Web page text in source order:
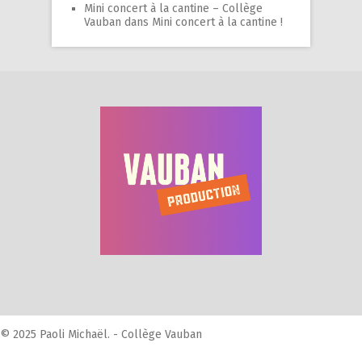
Mini concert à la cantine – Collège
Vauban dans Mini concert à la cantine !
© 2025 Paoli Michaël. - Collège Vauban